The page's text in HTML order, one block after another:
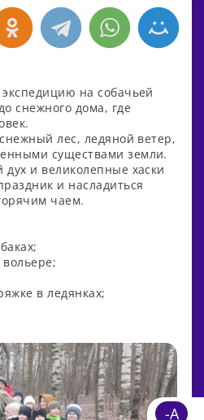
на собачьей
снежного дома, где
лес, ледяной ветер,
существами земли.
и великолепные хаски
и насладиться
чаем.
вольере;
в ледянках;
-A